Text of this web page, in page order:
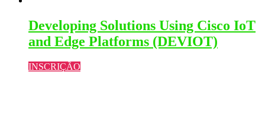
Developing Solutions Using Cisco IoT
and Edge Platforms (DEVIOT)
INSCRIÇÃO